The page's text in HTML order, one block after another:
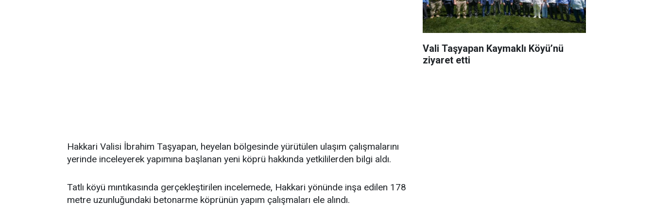
Hakkari Valisi İbrahim Taşyapan, heyelan bölgesinde yürütülen ulaşım çalışmalarını
yerinde inceleyerek yapımına başlanan yeni köprü hakkında yetkililerden bilgi aldı.
Tatlı köyü mıntıkasında gerçekleştirilen incelemede, Hakkari yönünde inşa edilen 178
metre uzunluğundaki betonarme köprünün yapım çalışmaları ele alındı.
Vali Taşyapan Kaymaklı Köyü’nü
ziyaret etti